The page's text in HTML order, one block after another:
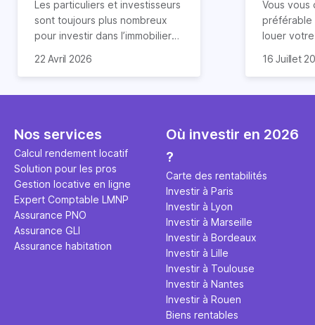
Les particuliers et investisseurs
sont toujours plus nombreux
pour investir dans l’immobilier
nombreux avantages à choisir
expliquons tout dans cet
22 Avril 2026
révélée
Vous vous
préférable
louer
expert en
règle
ce secret
l'argent
principale
études et
16 Juillet
Nos services
Calcul rendement locatif
Solution pour les pros
Gestion locative en ligne
Expert Comptable LMNP
Assurance PNO
Assurance GLI
Assurance habitation
Où investir en 2026
?
Carte des rentabilités
Investir à Paris
Investir à Lyon
Investir à Marseille
Investir à Bordeaux
Investir à Lille
Investir à Toulouse
Investir à Nantes
Investir à Rouen
Biens rentables